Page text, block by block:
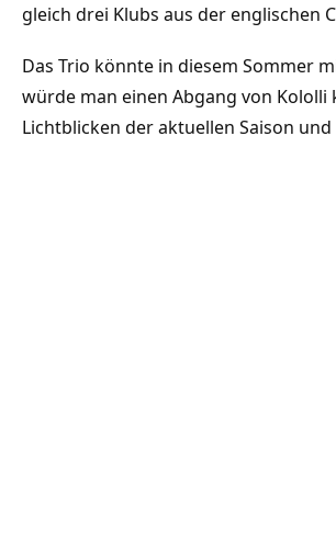
gleich drei Klubs aus der englischen
Das Trio könnte in diesem Sommer
würde man einen Abgang von
Lichtblicken der aktuellen Saison